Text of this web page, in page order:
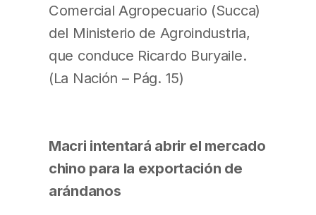
Comercial Agropecuario (Succa)
del Ministerio de Agroindustria,
que conduce Ricardo Buryaile.
(La Nación – Pág. 15)
Macri intentará abrir el mercado
chino para la exportación de
arándanos